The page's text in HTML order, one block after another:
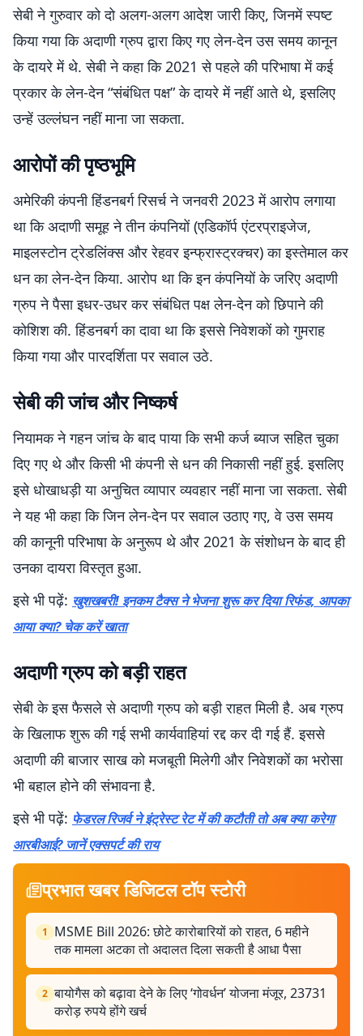
सेबी ने गुरुवार को दो अलग-अलग आदेश जारी किए, जिनमें स्पष्ट
किया गया कि अदाणी ग्रुप द्वारा किए गए लेन-देन उस समय कानून
के दायरे में थे. सेबी ने कहा कि 2021 से पहले की परिभाषा में कई
प्रकार के लेन-देन “संबंधित पक्ष” के दायरे में नहीं आते थे, इसलिए
उन्हें उल्लंघन नहीं माना जा सकता.
आरोपों की पृष्ठभूमि
अमेरिकी कंपनी हिंडनबर्ग रिसर्च ने जनवरी 2023 में आरोप लगाया
था कि अदाणी समूह ने तीन कंपनियों (एडिकॉर्प एंटरप्राइजेज,
माइलस्टोन ट्रेडलिंक्स और रेहवर इन्फ्रास्ट्रक्चर) का इस्तेमाल कर
धन का लेन-देन किया. आरोप था कि इन कंपनियों के जरिए अदाणी
ग्रुप ने पैसा इधर-उधर कर संबंधित पक्ष लेन-देन को छिपाने की
कोशिश की. हिंडनबर्ग का दावा था कि इससे निवेशकों को गुमराह
किया गया और पारदर्शिता पर सवाल उठे.
सेबी की जांच और निष्कर्ष
नियामक ने गहन जांच के बाद पाया कि सभी कर्ज ब्याज सहित चुका
दिए गए थे और किसी भी कंपनी से धन की निकासी नहीं हुई. इसलिए
इसे धोखाधड़ी या अनुचित व्यापार व्यवहार नहीं माना जा सकता. सेबी
ने यह भी कहा कि जिन लेन-देन पर सवाल उठाए गए, वे उस समय
की कानूनी परिभाषा के अनुरूप थे और 2021 के संशोधन के बाद ही
उनका दायरा विस्तृत हुआ.
इसे भी पढ़ें: खुशखबरी! इनकम टैक्स ने भेजना शुरू कर दिया रिफंड, आपका
आया क्या? चेक करें खाता
अदाणी ग्रुप को बड़ी राहत
सेबी के इस फैसले से अदाणी ग्रुप को बड़ी राहत मिली है. अब ग्रुप
के खिलाफ शुरू की गई सभी कार्यवाहियां रद्द कर दी गई हैं. इससे
अदाणी की बाजार साख को मजबूती मिलेगी और निवेशकों का भरोसा
भी बहाल होने की संभावना है.
इसे भी पढ़ें: फेडरल रिजर्व ने इंट्रेस्ट रेट में की कटौती तो अब क्या करेगा
आरबीआई? जानें एक्सपर्ट की राय
प्रभात खबर डिजिटल टॉप स्टोरी
1
MSME Bill 2026: छोटे कारोबारियों को राहत, 6 महीने
तक मामला अटका तो अदालत दिला सकती है आधा पैसा
2 बायोगैस को बढ़ावा देने के लिए ‘गोवर्धन’ योजना मंजूर, 23731
करोड़ रुपये होंगे खर्च